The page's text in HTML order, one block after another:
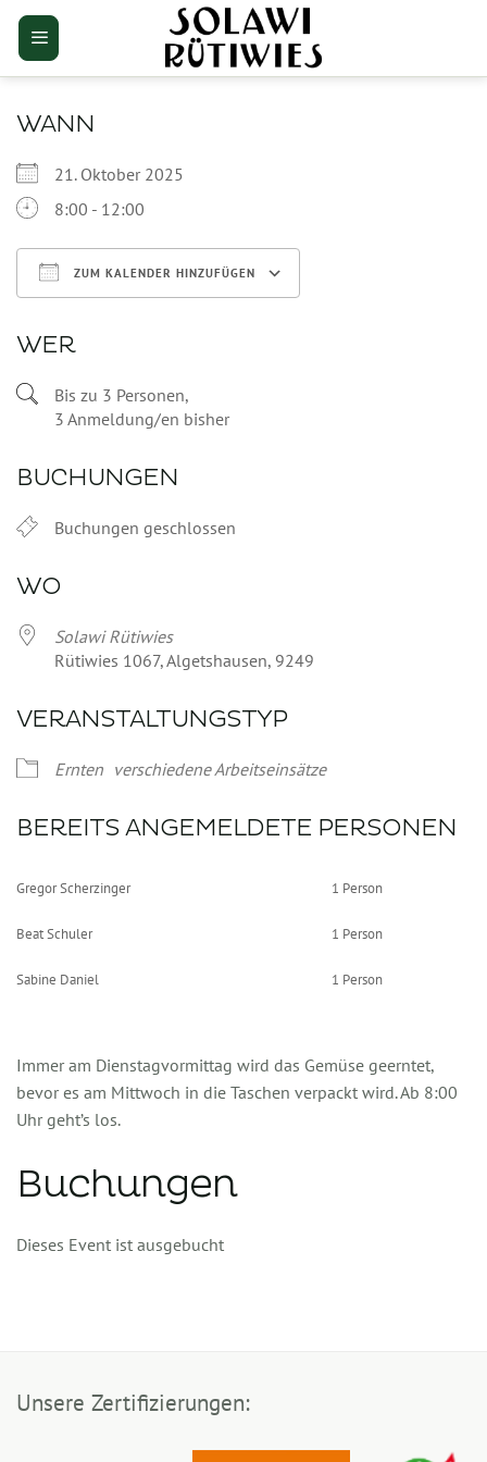
Zum
Inhalt
springen
WANN
21. Oktober 2025
8:00 - 12:00
ZUM KALENDER HINZUFÜGEN
WER
Bis zu 3 Personen,
3 Anmeldung/en bisher
BUCHUNGEN
Buchungen geschlossen
WO
Solawi Rütiwies
Rütiwies 1067, Algetshausen, 9249
VERANSTALTUNGSTYP
Ernten verschiedene Arbeitseinsätze
BEREITS ANGEMELDETE PERSONEN
Gregor Scherzinger 1 Person
Beat Schuler 1 Person
Sabine Daniel 1 Person
Immer am Dienstagvormittag wird das Gemüse geerntet,
bevor es am Mittwoch in die Taschen verpackt wird. Ab 8:00
Uhr geht’s los.
Buchungen
Dieses Event ist ausgebucht
Unsere Zertifizierungen: